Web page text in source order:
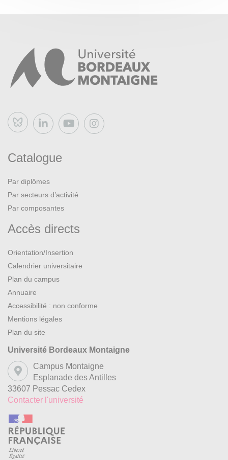
Bluesky
Catalogue
Par diplômes
Par secteurs d’activité
Par composantes
Accès directs
Orientation/Insertion
Calendrier universitaire
Plan du campus
Annuaire
Accessibilité : non conforme
Mentions légales
Plan du site
Université Bordeaux Montaigne
Campus Montaigne
Esplanade des Antilles
33607 Pessac Cedex
Contacter l'université